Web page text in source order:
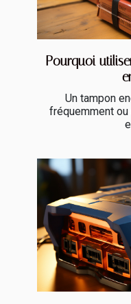
Pourquoi
Un tampon
fréquemment